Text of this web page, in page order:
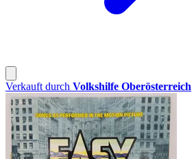
Verkauft durch Volkshilfe Oberösterreich